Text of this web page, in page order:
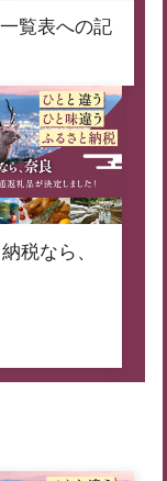
覧表への記
税なら、